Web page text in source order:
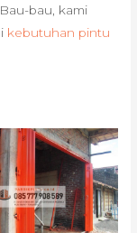
bau, kami
kebutuhan pintu